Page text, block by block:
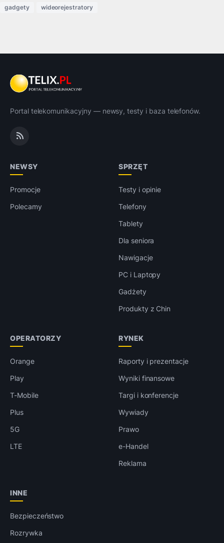
gadgety wideorejestratory
Portal telekomunikacyjny — newsy, testy i baza telefonów.
NEWSY
Promocje
Polecamy
SPRZĘT
Testy i opinie
Telefony
Tablety
Dla seniora
Nawigacje
PC i Laptopy
Gadżety
Produkty z Chin
OPERATORZY
Orange
Play
T-Mobile
Plus
5G
LTE
RYNEK
Raporty i prezentacje
Wyniki finansowe
Targi i konferencje
Wywiady
Prawo
e-Handel
Reklama
INNE
Bezpieczeństwo
Rozrywka